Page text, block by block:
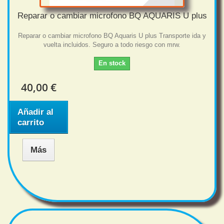
Reparar o cambiar microfono BQ AQUARIS U plus
Reparar o cambiar microfono BQ Aquaris U plus Transporte ida y
vuelta incluidos. Seguro a todo riesgo con mrw.
En stock
40,00 €
Añadir al
carrito
Más